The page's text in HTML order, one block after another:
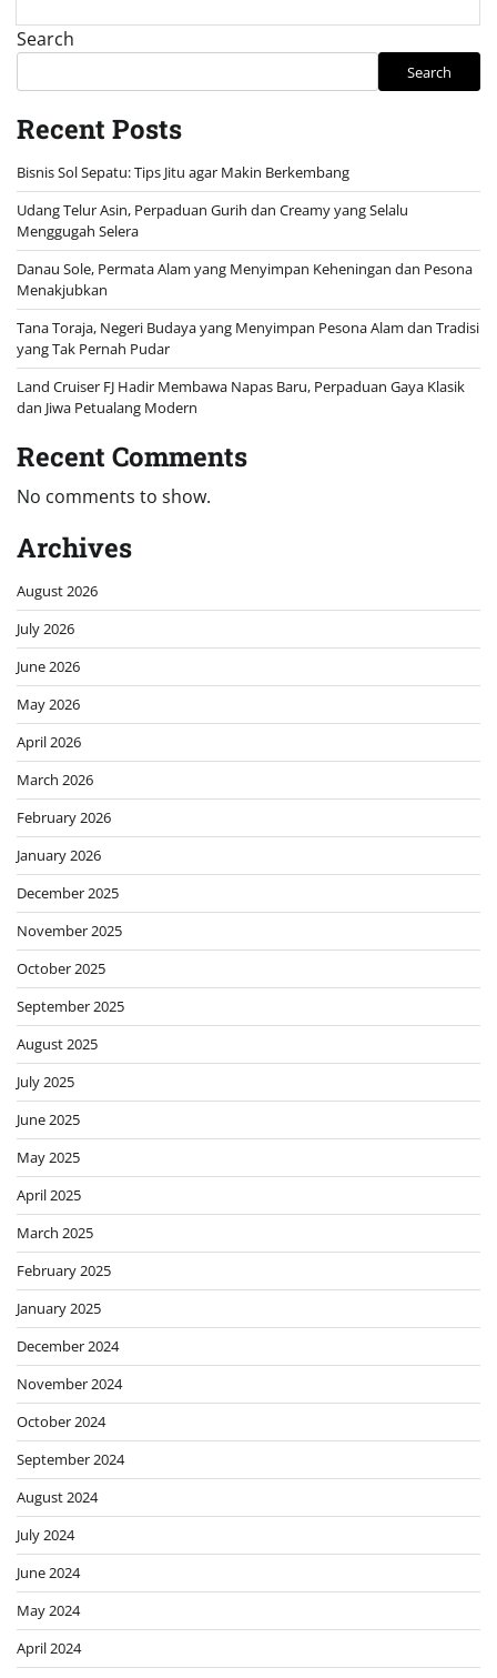
Search
Search
Recent Posts
Bisnis Sol Sepatu: Tips Jitu agar Makin Berkembang
Udang Telur Asin, Perpaduan Gurih dan Creamy yang Selalu
Menggugah Selera
Danau Sole, Permata Alam yang Menyimpan Keheningan dan Pesona
Menakjubkan
Tana Toraja, Negeri Budaya yang Menyimpan Pesona Alam dan Tradisi
yang Tak Pernah Pudar
Land Cruiser FJ Hadir Membawa Napas Baru, Perpaduan Gaya Klasik
dan Jiwa Petualang Modern
Recent Comments
No comments to show.
Archives
August 2026
July 2026
June 2026
May 2026
April 2026
March 2026
February 2026
January 2026
December 2025
November 2025
October 2025
September 2025
August 2025
July 2025
June 2025
May 2025
April 2025
March 2025
February 2025
January 2025
December 2024
November 2024
October 2024
September 2024
August 2024
July 2024
June 2024
May 2024
April 2024